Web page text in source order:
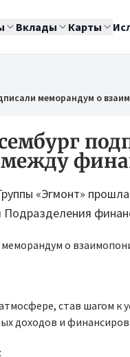
Вклады Карты
меморандум о
«Эгмонт»
став шагом к
доходов и